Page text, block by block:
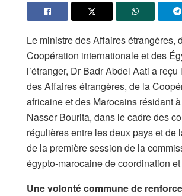
Le ministre des Affaires étrangères,
Coopération internationale et des
l’étranger, Dr Badr Abdel Aati a
des Affaires étrangères, de la
africaine et des Marocains résidant à
Nasser Bourita, dans le cadre des
régulières entre les deux pays et de
de la première session de la
égypto-marocaine de coordination
Une volonté commune de